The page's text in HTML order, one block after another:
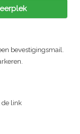
bevestigingsmail.
de link